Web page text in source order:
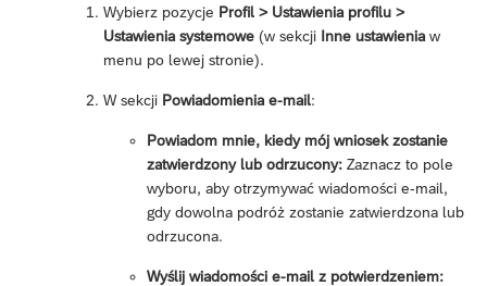
Wybierz pozycje Profil > Ustawienia profilu >
Ustawienia systemowe (w sekcji Inne ustawienia w
menu po lewej stronie).
W sekcji Powiadomienia e-mail:
Powiadom mnie, kiedy mój wniosek zostanie
zatwierdzony lub odrzucony: Zaznacz to pole
wyboru, aby otrzymywać wiadomości e-mail,
gdy dowolna podróż zostanie zatwierdzona lub
odrzucona.
Wyślij wiadomości e-mail z potwierdzeniem: